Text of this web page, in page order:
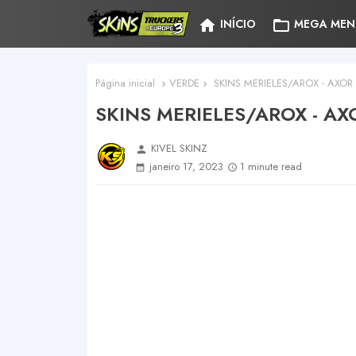
home INÍCIO folder_open MEGA
Página inicial VERDE SKINS MERIELES/AROX -
SKINS MERIELES/AROX -
person KIVEL SKINZ
janeiro 17, 2023
1 minute read